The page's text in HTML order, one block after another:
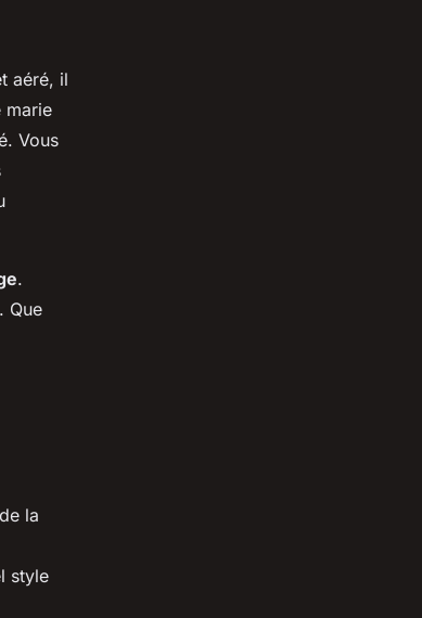
aéré, il
marie
Vous
.
Que
la
style